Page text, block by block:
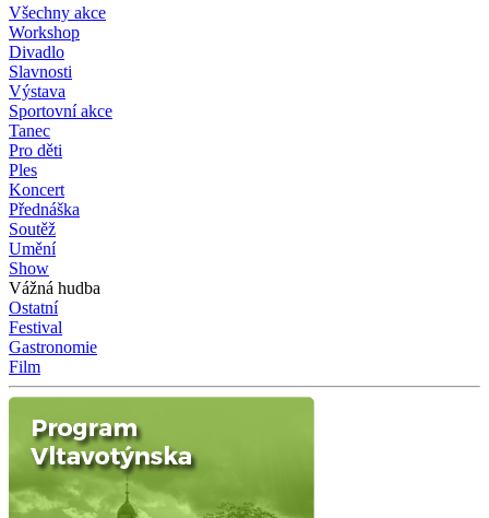
Všechny akce
Workshop
Divadlo
Slavnosti
Výstava
Sportovní akce
Tanec
Pro děti
Ples
Koncert
Přednáška
Soutěž
Umění
Show
Vážná hudba
Ostatní
Festival
Gastronomie
Film